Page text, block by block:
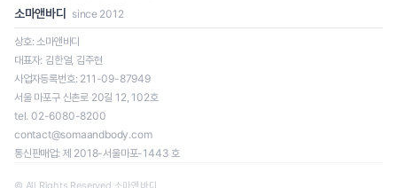
일정을 클릭하면 신청 페이지로 이동합니다.
소마앤바디 since 2012
상호: 소마앤바디
대표자: 김한얼, 김주현
사업자등록번호: 211-09-87949
서울 마포구 신촌로 20길 12, 102호
tel. 02-6080-8200
contact@somaandbody.com
통신판매업: 제 2018-서울마포-1443 호
© All Rights Reserved 소마앤바디